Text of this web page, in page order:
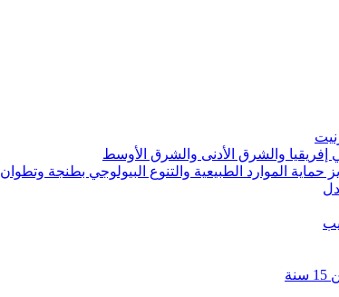
الموارد الطبيعية والتنوع البيولوجي بطنجة وتطوان